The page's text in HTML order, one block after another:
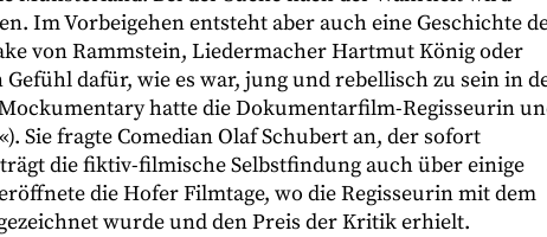
Im Vorbeigehen entsteht aber auch eine Geschichte
von Rammstein, Liedermacher Hartmut König oder
dafür, wie es war, jung und rebellisch zu sein in
hatte die Dokumentarfilm-Regisseurin
Sie fragte Comedian Olaf Schubert an, der sofort
die fiktiv-filmische Selbstfindung auch über einige
die Hofer Filmtage, wo die Regisseurin mit dem
wurde und den Preis der Kritik erhielt.